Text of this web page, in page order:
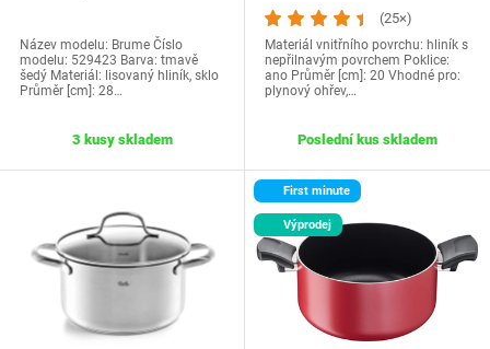
Název modelu: Brume Číslo
modelu: 529423 Barva: tmavě
šedý Materiál: lisovaný hliník, sklo
Průměr [cm]: 28…
3 kusy skladem
(25×)
Materiál vnitřního povrchu: hliník s
nepřilnavým povrchem Poklice:
ano Průměr [cm]: 20 Vhodné pro:
plynový ohřev,…
Poslední kus skladem
First minute
Výprodej